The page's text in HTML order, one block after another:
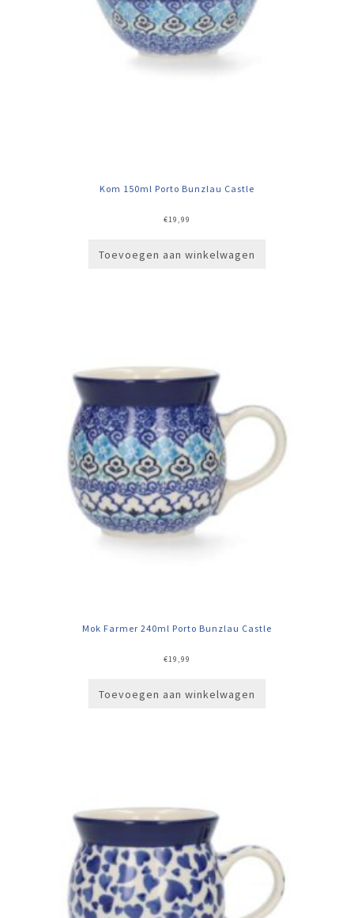
Kom 150ml Porto Bunzlau Castle
€19,99
Toevoegen aan winkelwagen
Mok Farmer 240ml Porto Bunzlau Castle
€19,99
Toevoegen aan winkelwagen